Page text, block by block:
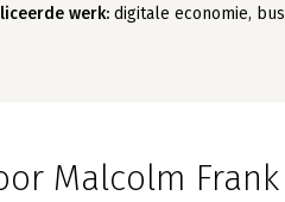
werk: digitale economie,
Malcolm Frank